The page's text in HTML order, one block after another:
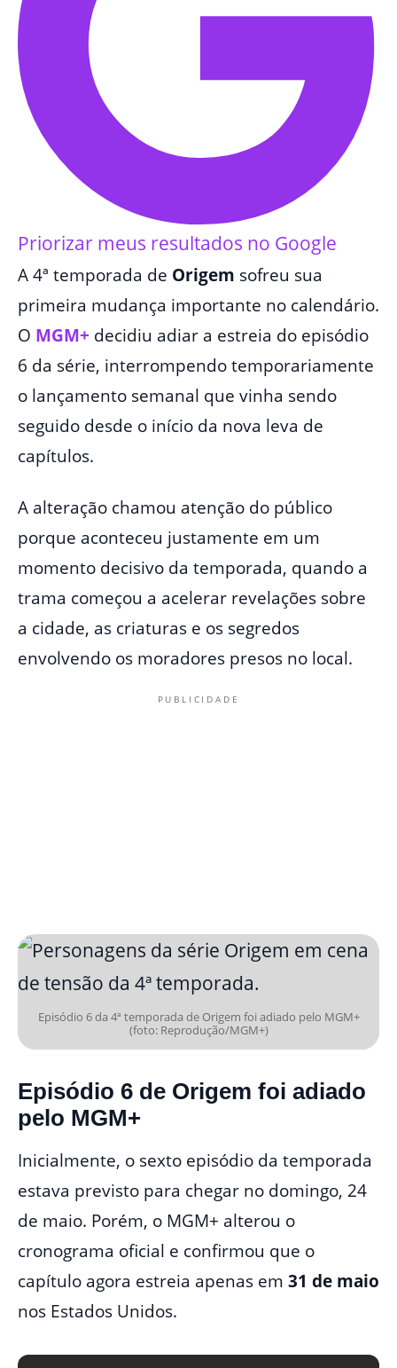
Priorizar meus resultados no Google
A 4ª temporada de Origem sofreu sua
primeira mudança importante no calendário.
O MGM+ decidiu adiar a estreia do episódio
6 da série, interrompendo temporariamente
o lançamento semanal que vinha sendo
seguido desde o início da nova leva de
capítulos.
A alteração chamou atenção do público
porque aconteceu justamente em um
momento decisivo da temporada, quando a
trama começou a acelerar revelações sobre
a cidade, as criaturas e os segredos
envolvendo os moradores presos no local.
PUBLICIDADE
Episódio 6 da 4ª temporada de Origem foi adiado pelo MGM+
(foto: Reprodução/MGM+)
Episódio 6 de Origem foi adiado
pelo MGM+
Inicialmente, o sexto episódio da temporada
estava previsto para chegar no domingo, 24
de maio. Porém, o MGM+ alterou o
cronograma oficial e confirmou que o
capítulo agora estreia apenas em 31 de maio
nos Estados Unidos.